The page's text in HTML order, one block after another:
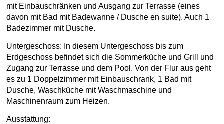
mit Einbauschränken und Ausgang zur Terrasse (eines
davon mit Bad mit Badewanne / Dusche en suite). Auch 1
Badezimmer mit Dusche.
Untergeschoss: In diesem Untergeschoss bis zum
Erdgeschoss befindet sich die Sommerküche und Grill und
Zugang zur Terrasse und dem Pool. Von der Flur aus geht
es zu 1 Doppelzimmer mit Einbauschrank, 1 Bad mit
Dusche, Waschküche mit Waschmaschine und
Maschinenraum zum Heizen.
Ausstattung: